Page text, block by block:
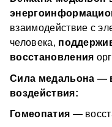
ощущение
-  быстрее
работы и спорта
Почему выбирают
Просто в
результатах
✔ Долгий курс :
взаимодействие с
человека,
восстановления
Сила медальона —
воздействия:
Гомеопатия —